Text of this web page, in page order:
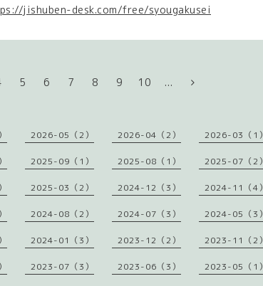
jishuben-desk.com/free/syougakusei
5 6 7 8 9 10 ...
2026-05（2） 2026-04（2） 2026-03（1）
2025-09（1） 2025-08（1） 2025-07（2）
2025-03（2） 2024-12（3） 2024-11（4）
2024-08（2） 2024-07（3） 2024-05（3）
2024-01（3） 2023-12（2） 2023-11（2）
2023-07（3） 2023-06（3） 2023-05（1）